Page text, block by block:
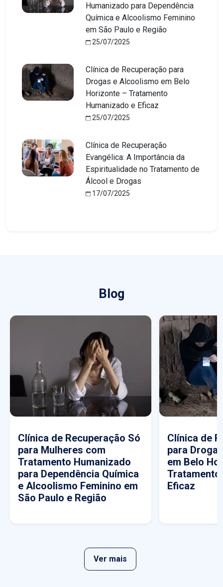
Humanizado para Dependência
Química e Alcoolismo Feminino
em São Paulo e Região
25/07/2025
Clínica de Recuperação para
Drogas e Alcoolismo em Belo
Horizonte – Tratamento
Humanizado e Eficaz
25/07/2025
Clínica de Recuperação
Evangélica: A Importância da
Espiritualidade no Tratamento de
Álcool e Drogas
17/07/2025
Blog
Clínica de Recuperação Só
para Mulheres com
Tratamento Humanizado
para Dependência Química
e Alcoolismo Feminino em
São Paulo e Região
Clínica de
para
em Belo
Tratamento
Eficaz
Ver mais